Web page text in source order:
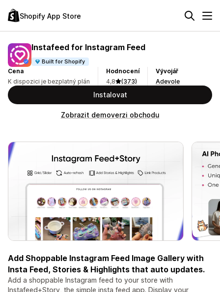
Shopify App Store
Instafeed for Instagram Feed
Built for Shopify
Cena
K dispozici je bezplatný plán
Hodnocení
4,8
(373)
Vývojář
Adevole
Instalovat
Zobrazit demoverzi obchodu
Add Shoppable Instagram Feed Image Gallery with
Insta Feed, Stories & Highlights that auto updates.
Add a shoppable Instagram feed to your store with
Instafeed+Story, the simple insta feed app. Display your